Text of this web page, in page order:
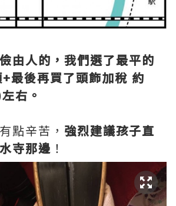
由人的，我們選了最平的
最後再買了頭飾加稅 約
右。
點辛苦， 強烈建議孩子直
寺那邊 ！